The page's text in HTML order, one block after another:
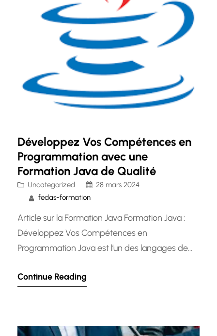
Développez Vos Compétences en
Programmation avec une
Formation Java de Qualité
Uncategorized
28 mars 2024
fedas-formation
Article sur la Formation Java Formation Java :
Développez Vos Compétences en
Programmation Java est l’un des langages de
utilisés dans le monde de la technologie. Sa
d’applications logicielles, de sites web
Continue Reading